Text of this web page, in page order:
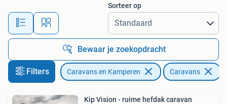
Alle afstanden…
Sorteer op
Bewaar je zoekopdracht
Filters Caravans en Kamperen Caravans
Kip Vision - ruime hefdak caravan